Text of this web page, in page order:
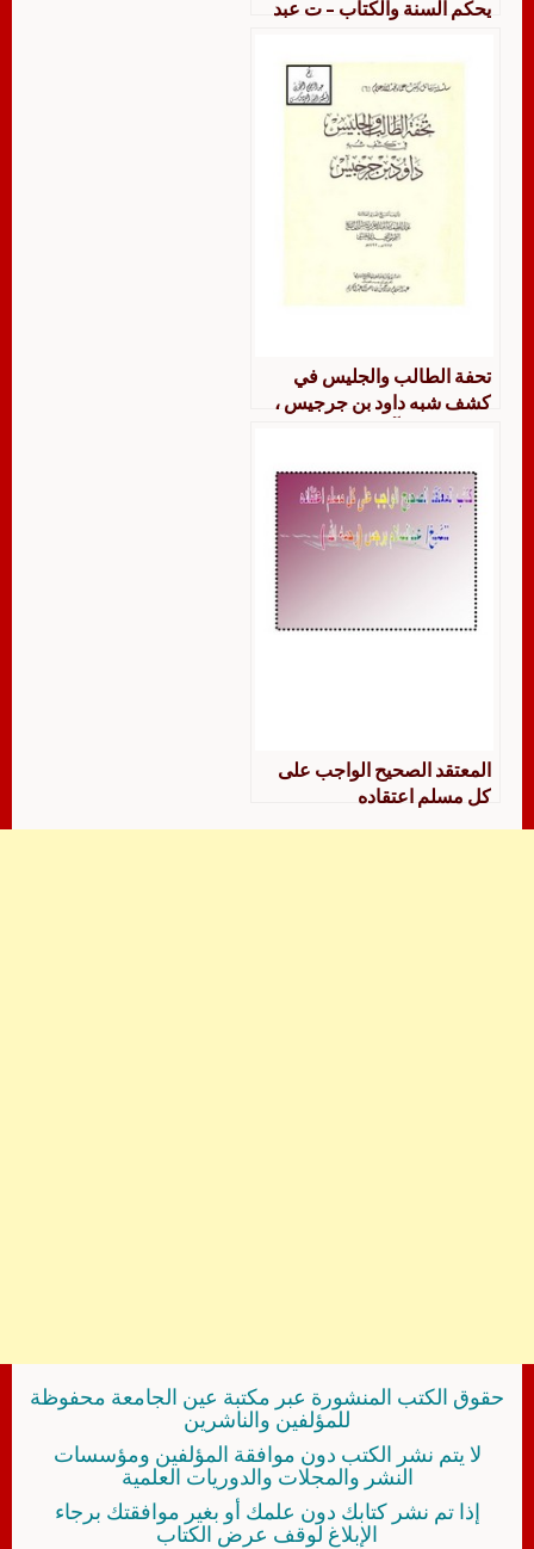
يحكم السنة والكتاب – ت عبد
تحفة الطالب والجليس في
كشف شبه داود بن جرجيس ،
المعتقد الصحيح الواجب على
كل مسلم اعتقاده
حقوق الكتب المنشورة عبر مكتبة عين الجامعة محفوظة
للمؤلفين والناشرين
لا يتم نشر الكتب دون موافقة المؤلفين ومؤسسات
النشر والمجلات والدوريات العلمية
إذا تم نشر كتابك دون علمك أو بغير موافقتك برجاء
الإبلاغ لوقف عرض الكتاب